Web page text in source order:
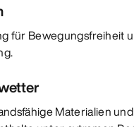
für Bewegungsfreiheit
Materialien